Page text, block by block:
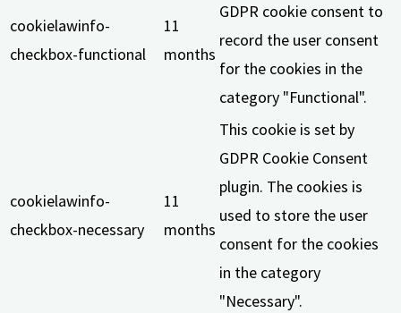
cookielawinfo-
checkbox-functional
11
months
GDPR cookie consent to
record the user consent
for the cookies in the
category "Functional".
cookielawinfo-
checkbox-necessary
11
months
This cookie is set by
GDPR Cookie Consent
plugin. The cookies is
used to store the user
consent for the cookies
in the category
"Necessary".